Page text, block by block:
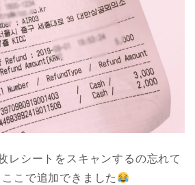
レシートをスキャンするの忘れて
こで追加できました